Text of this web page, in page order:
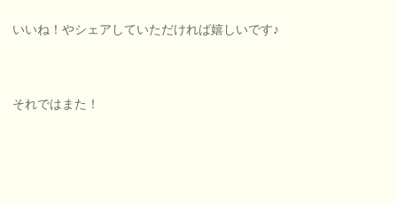
いいね！やシェアしていただければ嬉しいです♪
それではまた！